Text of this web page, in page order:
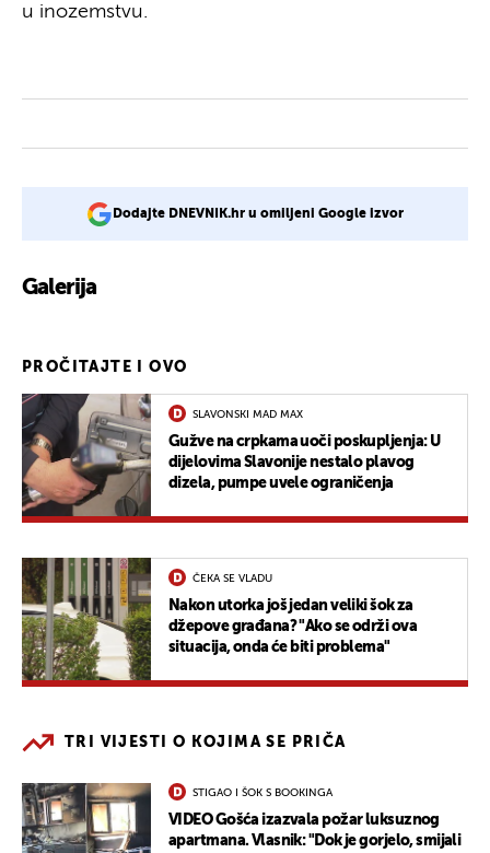
u inozemstvu.
Dodajte DNEVNIK.hr u omiljeni Google izvor
Galerija
PROČITAJTE I OVO
SLAVONSKI MAD MAX
Gužve na crpkama uoči poskupljenja: U
dijelovima Slavonije nestalo plavog
dizela, pumpe uvele ograničenja
ČEKA SE VLADU
Nakon utorka još jedan veliki šok za
džepove građana? "Ako se održi ova
situacija, onda će biti problema"
TRI VIJESTI O KOJIMA SE PRIČA
STIGAO I ŠOK S BOOKINGA
VIDEO Gošća izazvala požar luksuznog
apartmana. Vlasnik: "Dok je gorjelo, smijali